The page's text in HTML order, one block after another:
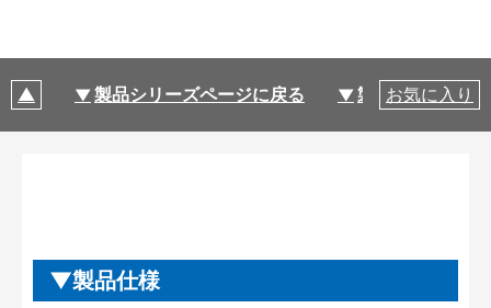
製品シリーズページに戻る 製品仕様
お気に入り
製品仕様